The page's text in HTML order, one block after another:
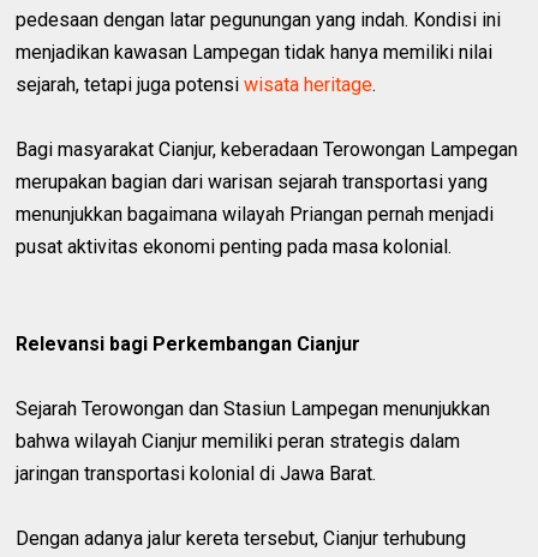
pedesaan dengan latar pegunungan yang indah. Kondisi ini
menjadikan kawasan Lampegan tidak hanya memiliki nilai
sejarah, tetapi juga potensiwisata heritage.
Bagi masyarakat Cianjur, keberadaan Terowongan Lampegan
merupakan bagian dari warisan sejarah transportasi yang
menunjukkan bagaimana wilayah Priangan pernah menjadi
pusat aktivitas ekonomi penting pada masa kolonial.
Relevansi bagi Perkembangan Cianjur
Sejarah Terowongan dan Stasiun Lampegan menunjukkan
bahwa wilayah Cianjur memiliki peran strategis dalam
jaringan transportasi kolonial di Jawa Barat.
Dengan adanya jalur kereta tersebut, Cianjur terhubung